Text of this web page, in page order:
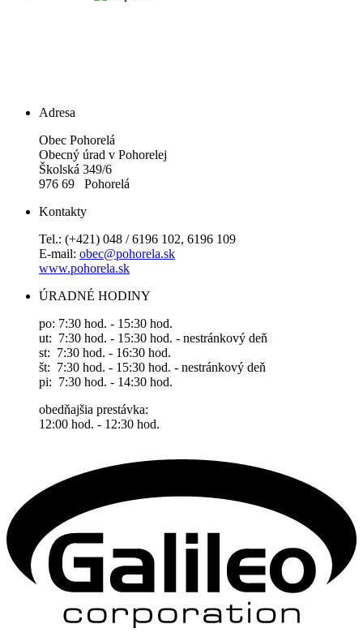
Adresa
Obec Pohorelá
Obecný úrad v Pohorelej
Školská 349/6
976 69 Pohorelá
Kontakty
Tel.: (+421) 048 / 6196 102, 6196 109
E-mail: obec@pohorela.sk
www.pohorela.sk
ÚRADNÉ HODINY
po: 7:30 hod. - 15:30 hod.
ut: 7:30 hod. - 15:30 hod. - nestránkový deň
st: 7:30 hod. - 16:30 hod.
št: 7:30 hod. - 15:30 hod. - nestránkový deň
pi: 7:30 hod. - 14:30 hod.
obedňajšia prestávka:
12:00 hod. - 12:30 hod.